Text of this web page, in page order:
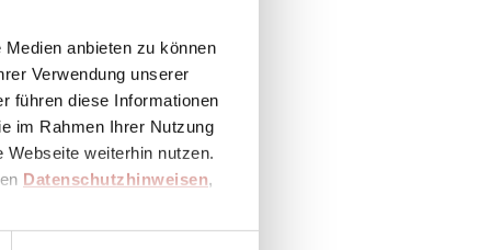
anbieten zu können
Verwendung unserer
führen diese Informationen
im Rahmen Ihrer Nutzung
weiterhin nutzen.
Datenschutzhinweisen,